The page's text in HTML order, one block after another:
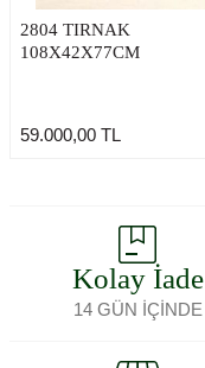
2804 TIRNAK
108X42X77CM
59.000,00 TL
Kolay İade
14 GÜN İÇİNDE